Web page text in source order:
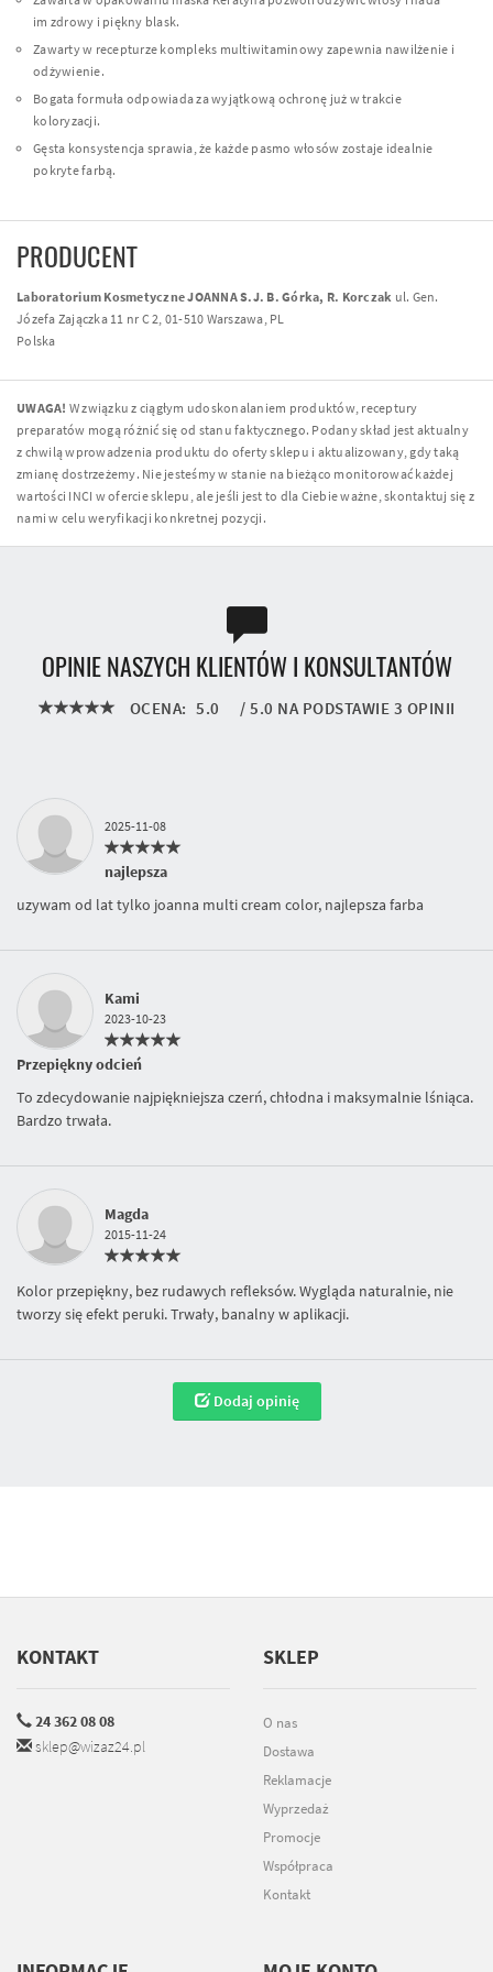
im zdrowy i piękny blask.
Zawarty w recepturze kompleks multiwitaminowy zapewnia nawilżenie i
odżywienie.
Bogata formuła odpowiada za wyjątkową ochronę już w trakcie
koloryzacji.
Gęsta konsystencja sprawia, że każde pasmo włosów zostaje idealnie
pokryte farbą.
PRODUCENT
Laboratorium Kosmetyczne JOANNA S.J. B. Górka, R. Korczak ul. Gen.
Józefa Zajączka 11 nr C 2, 01-510 Warszawa, PL
Polska
UWAGA! W związku z ciągłym udoskonalaniem produktów, receptury
preparatów mogą różnić się od stanu faktycznego. Podany skład jest aktualny
z chwilą wprowadzenia produktu do oferty sklepu i aktualizowany, gdy taką
zmianę dostrzeżemy. Nie jesteśmy w stanie na bieżąco monitorować każdej
wartości INCI w ofercie sklepu, ale jeśli jest to dla Ciebie ważne, skontaktuj się z
nami w celu weryfikacji konkretnej pozycji.
OPINIE NASZYCH KLIENTÓW I KONSULTANTÓW
OCENA: 5.0 / 5.0 NA PODSTAWIE 3 OPINII
2025-11-08
najlepsza
uzywam od lat tylko joanna multi cream color, najlepsza farba
Kami
2023-10-23
Przepiękny odcień
To zdecydowanie najpiękniejsza czerń, chłodna i maksymalnie lśniąca.
Bardzo trwała.
Magda
2015-11-24
Kolor przepiękny, bez rudawych refleksów. Wygląda naturalnie, nie
tworzy się efekt peruki. Trwały, banalny w aplikacji.
Dodaj opinię
KONTAKT
24 362 08 08
sklep@wizaz24.pl
SKLEP
O nas
Dostawa
Reklamacje
Wyprzedaż
Promocje
Współpraca
Kontakt